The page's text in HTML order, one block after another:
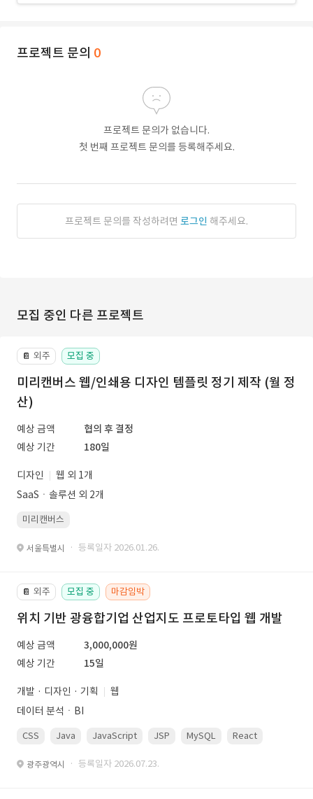
프로젝트 문의 0
프로젝트 문의가 없습니다.
첫 번째 프로젝트 문의를 등록해주세요.
프로젝트 문의를 작성하려면 로그인 해주세요.
모집 중인 다른 프로젝트
📔 외주 모집 중
미리캔버스 웹/인쇄용 디자인 템플릿 정기 제작 (월 정
산)
예상 금액
협의 후 결정
예상 기간
180일
디자인
웹 외 1개
SaaSㆍ솔루션 외 2개
미리캔버스
서울특별시 · 등록일자 2026.01.26.
📔 외주 모집 중 마감임박
위치 기반 광융합기업 산업지도 프로토타입 웹 개발
예상 금액
3,000,000원
예상 기간
15일
개발 · 디자인 · 기획
웹
데이터 분석ㆍBI
CSS Java JavaScript JSP MySQL React
광주광역시 · 등록일자 2026.07.23.